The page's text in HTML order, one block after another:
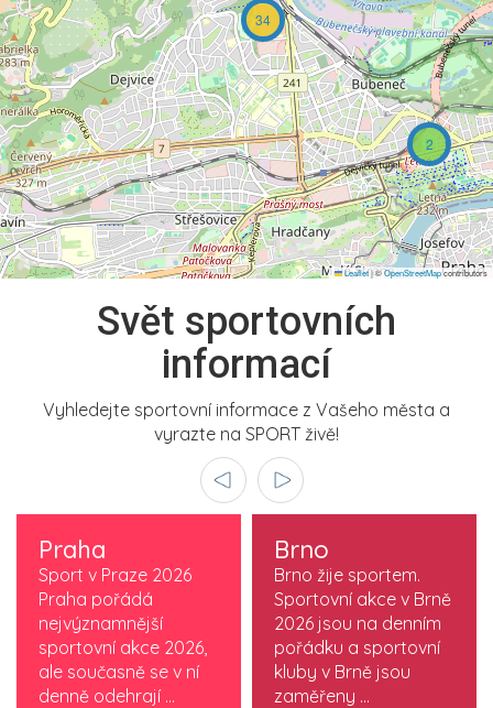
2
34
Leaflet|©OpenStreetMapcontributors
Svět sportovních
informací
Vyhledejte sportovní informace z Vašeho města a
vyrazte na SPORT živě!
Praha
Sport v Praze 2026
Praha pořádá
nejvýznamnější
sportovní akce 2026,
ale současně se v ní
denně odehrají ...
Brno
Brno žije sportem.
Sportovní akce v Brně
2026 jsou na denním
pořádku a sportovní
kluby v Brně jsou
zaměřeny ...